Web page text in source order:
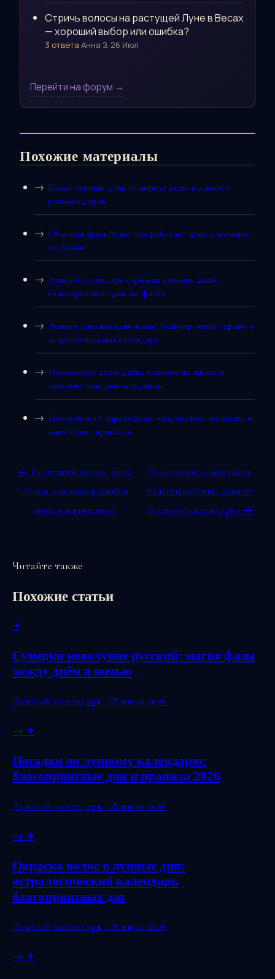
Стричь волосы на растущей Луне в Весах
— хороший выбор или ошибка?
3 ответа·Анна З.·26 Июл
Перейти на форум →
Похожие материалы
Какой лунный день 16 апреля 2026: влияние и
рекомендации
Обычная фаза Луны: как работает цикл и влияние
на жизнь
Лунный календарь стрижек на июнь 2026:
благоприятные дни по фазам
Лунные дни посадки в мае: благоприятные сроки и
астрологический календарь
Полнолуние 2026: даты, влияние на жизнь и
практические рекомендации
Новолуние 17 апреля 2026: воздействие на жизнь и
магические практики
← Растущий месяц: фаза
Луны для намерений и
новых начинаний
Новолуние и покупки:
благоприятные дни по
лунному календарю →
Читайте также
Похожие статьи
✦
Сумерки новолуние русский: магия фазы
между днём и ночью
Лунный календарь · 28 июля 2026
→ ✦
Посадки по лунному календарю:
благоприятные дни и правила 2026
Лунный календарь · 28 июля 2026
→ ✦
Окраска волос в лунные дни:
астрологический календарь
благоприятных дат
Лунный календарь · 28 июля 2026
→ ✦